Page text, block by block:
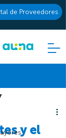
de Proveedores
y el